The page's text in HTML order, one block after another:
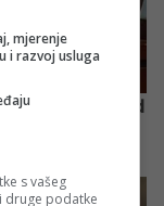
mjerenje
i razvoj usluga
s vašeg
druge podatke